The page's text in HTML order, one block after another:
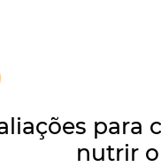
para
nutrir